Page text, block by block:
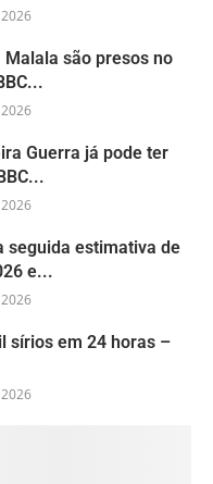
são presos no
Guerra já pode ter
seguida estimativa de
e...
sírios em 24 horas –